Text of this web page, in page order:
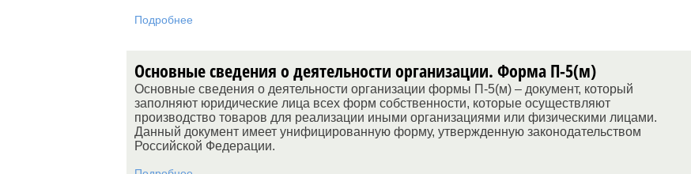
Подробнее
Основные сведения о деятельности организации. Форма П-5(м)
Основные сведения о деятельности организации формы П-5(м) – документ, который
заполняют юридические лица всех форм собственности, которые осуществляют
производство товаров для реализации иными организациями или физическими лицами.
Данный документ имеет унифицированную форму, утвержденную законодательством
Российской Федерации.